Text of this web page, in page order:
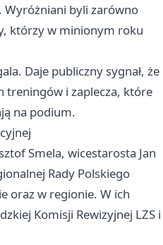
Wyróżniani byli zarówno
którzy w minionym roku
Daje publiczny sygnał, że
treningów i zaplecza, które
na podium.
Smela, wicestarosta Jan
Rady Polskiego
oraz w regionie. W ich
Komisji Rewizyjnej LZS i